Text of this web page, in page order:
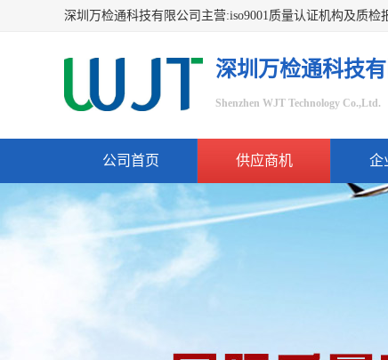
深圳万检通科技
Shenzhen WJT Technology Co.,Ltd.
公司首页 供应商机 企